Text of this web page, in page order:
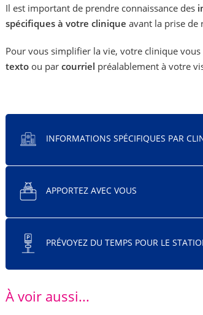
Il est important de prendre connaissance des
spécifiques à votre clinique avant la prise de
Pour vous simplifier la vie, votre clinique
texto ou par courriel préalablement à votre
INFORMATIONS SPÉCIFIQUES PAR
APPORTEZ AVEC VOUS
PRÉVOYEZ DU TEMPS POUR LE
À voir aussi...